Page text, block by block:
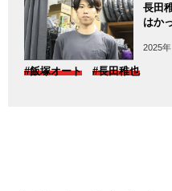
長田
はか
2025
#飯塚オート #長田稚也